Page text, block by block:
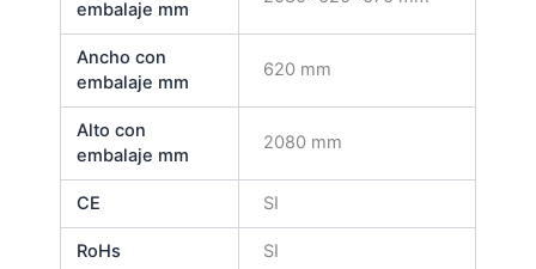
embalaje mm
Ancho con
embalaje mm
620 mm
Alto con
embalaje mm
2080 mm
CE SI
RoHs SI